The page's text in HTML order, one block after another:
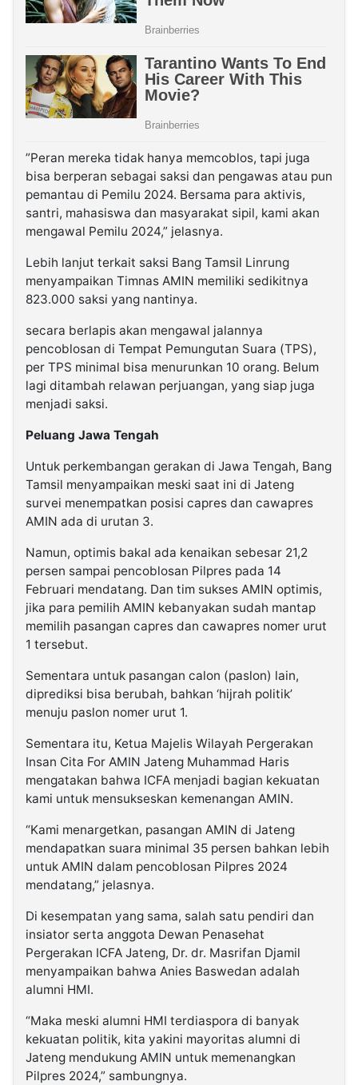
”Peran mereka tidak hanya memcoblos, tapi juga
bisa berperan sebagai saksi dan pengawas atau pun
pemantau di Pemilu 2024. Bersama para aktivis,
santri, mahasiswa dan masyarakat sipil, kami akan
mengawal Pemilu 2024,” jelasnya.
Lebih lanjut terkait saksi Bang Tamsil Linrung
menyampaikan Timnas AMIN memiliki sedikitnya
823.000 saksi yang nantinya.
secara berlapis akan mengawal jalannya
pencoblosan di Tempat Pemungutan Suara (TPS),
per TPS minimal bisa menurunkan 10 orang. Belum
lagi ditambah relawan perjuangan, yang siap juga
menjadi saksi.
Peluang Jawa Tengah
Untuk perkembangan gerakan di Jawa Tengah, Bang
Tamsil menyampaikan meski saat ini di Jateng
survei menempatkan posisi capres dan cawapres
AMIN ada di urutan 3.
Namun, optimis bakal ada kenaikan sebesar 21,2
persen sampai pencoblosan Pilpres pada 14
Februari mendatang. Dan tim sukses AMIN optimis,
jika para pemilih AMIN kebanyakan sudah mantap
memilih pasangan capres dan cawapres nomer urut
1 tersebut.
Sementara untuk pasangan calon (paslon) lain,
diprediksi bisa berubah, bahkan ‘hijrah politik’
menuju paslon nomer urut 1.
Sementara itu, Ketua Majelis Wilayah Pergerakan
Insan Cita For AMIN Jateng Muhammad Haris
mengatakan bahwa ICFA menjadi bagian kekuatan
kami untuk mensukseskan kemenangan AMIN.
“Kami menargetkan, pasangan AMIN di Jateng
mendapatkan suara minimal 35 persen bahkan lebih
untuk AMIN dalam pencoblosan Pilpres 2024
mendatang,” jelasnya.
Di kesempatan yang sama, salah satu pendiri dan
insiator serta anggota Dewan Penasehat
Pergerakan ICFA Jateng, Dr. dr. Masrifan Djamil
menyampaikan bahwa Anies Baswedan adalah
alumni HMI.
“Maka meski alumni HMI terdiaspora di banyak
kekuatan politik, kita yakini mayoritas alumni di
Jateng mendukung AMIN untuk memenangkan
Pilpres 2024,” sambungnya.